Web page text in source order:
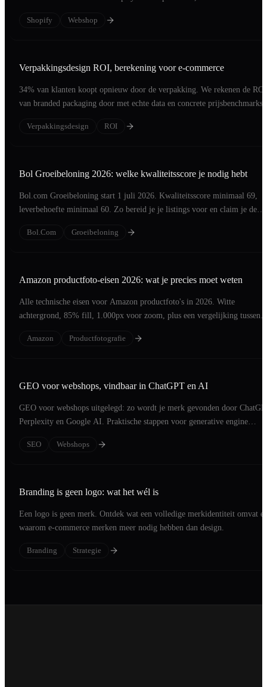
Shopify
Webshop
Verpakkingsdesign ROI, berekening voor e-commerce
34% van klanten koopt opnieuw door de verpakking. We rekenen de ROI
van branded packaging door met echte data en concrete prijsbenchmarks.
Verpakkingsdesign ROI
Bol Groeibeloning 2026: welke kwaliteitsscore je nodig hebt
Bol.com Groeibeloning start 1 juli 2026. Kwaliteitsscore minimaal 69,
leverbehoefte minimaal 60. Zo bereid je je listings voor en claim je de
Bol.com
Groeibeloning
Amazon productfoto-eisen 2026: wat je precies moet weten
Alle technische eisen voor Amazon productfoto's in 2026. Witte
achtergrond, 85% fill, 1.000px voor zoom, plus een vergelijking tussen
Amazon
Productfotografie
GEO voor webshops, vindbaar in ChatGPT en AI
GEO voor webshops uitgelegd: zo wordt je merk gevonden door
Perplexity en Google AI. Praktische stappen voor generative engine
SEO
Webshops
Branding is geen logo: wat het wél is
Een logo is geen merk. Ontdek wat een volledige merkidentiteit omvat
waarom e-commerce merken meer nodig hebben dan design.
Branding Strategie